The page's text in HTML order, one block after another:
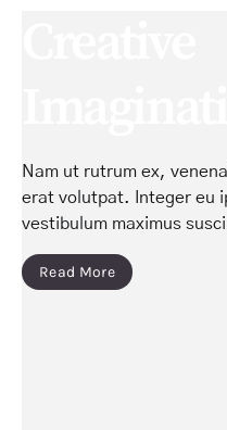
Nam ut rutrum ex,
erat volutpat. Integer eu
vestibulum maximus
Read More